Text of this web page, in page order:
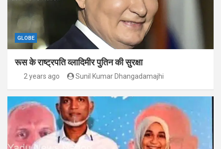
GLOBE
रूस के राष्ट्रपति व्लादिमीर पुतिन की सुरक्षा
2 years ago Sunil Kumar Dhangadamajhi